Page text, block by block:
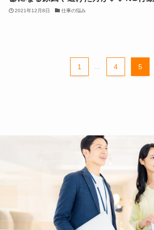
2021年12月8日 仕事の悩み
1 ... 4 5